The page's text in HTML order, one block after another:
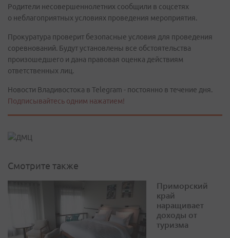
Родители несовершеннолетних сообщили в соцсетях
о неблагоприятных условиях проведения мероприятия.
Прокуратура проверит безопасные условия для проведения
соревнований. Будут установлены все обстоятельства
произошедшего и дана правовая оценка действиям
ответственных лиц.
Новости Владивостока в Telegram - постоянно в течение дня.
Подписывайтесь одним нажатием!
Смотрите также
Приморский
край
наращивает
доходы от
туризма